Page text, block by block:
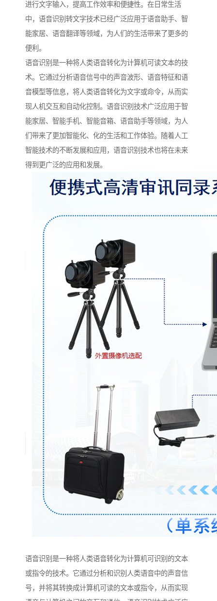
进行文字输入，提高工作效率和便捷性。在日常生活
中，语音识别转文字技术已经广泛应用于语音助手、智
能家居、语音翻译等领域，为人们的生活带来了更多的
便利。
语音识别是一种将人类语音转化为计算机可读文本的技
术。它通过分析语音信号中的声音波形、语音特征和语
音模型等信息，将人类语音转化为文字或命令，从而实
现人机交互和自动化控制。语音识别技术广泛应用于智
能家居、智能手机、智能音箱、语音助手等领域，为人
们带来了更加智能化、化的生活和工作体验。随着人工
智能技术的不断发展和应用，语音识别技术也将在未来
得到更广泛的应用和发展。
语音识别是一种将人类语音转化为计算机可识别的文本
或指令的技术。它通过分析和识别人类语音中的声音信
号，并将其转换成计算机可读的文本或指令，从而实现